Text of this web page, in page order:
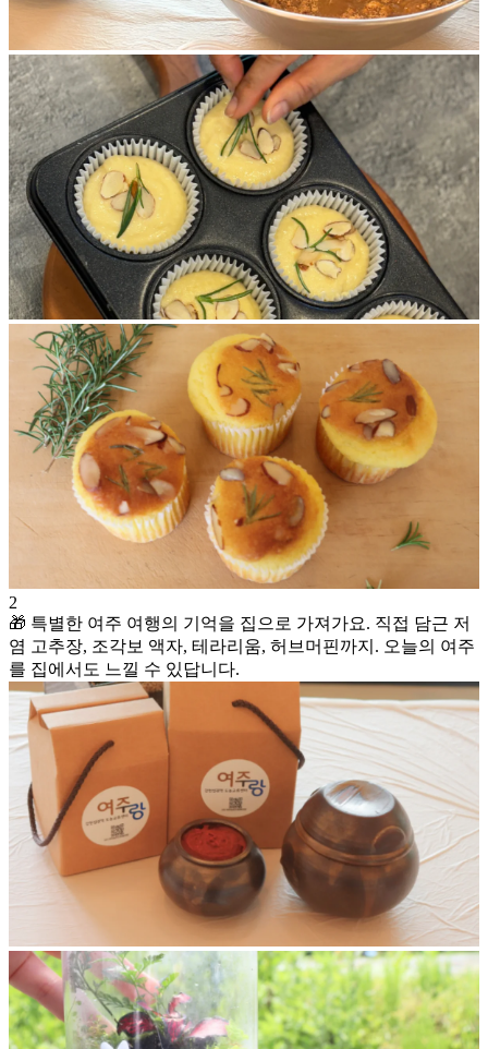
2
🎁 특별한 여주 여행의 기억을 집으로 가져가요. 직접 담근 저
염 고추장, 조각보 액자, 테라리움, 허브머핀까지. 오늘의 여주
를 집에서도 느낄 수 있답니다.